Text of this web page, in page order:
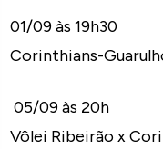
01/09 às 19h30
Corinthians-
05/09 às 20h
Vôlei Ribeirão x